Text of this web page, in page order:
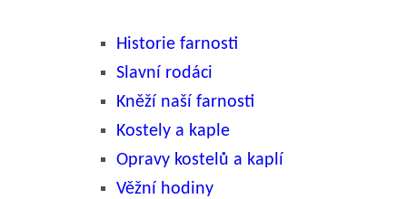
Historie farnosti
Slavní rodáci
Kněží naší farnosti
Kostely a kaple
Opravy kostelů a kaplí
Věžní hodiny